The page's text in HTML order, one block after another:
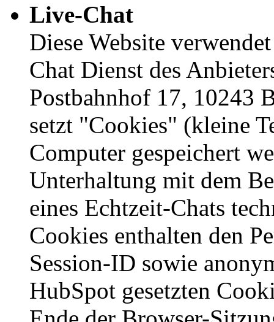
Live-Chat
Diese Website
Chat Dienst des
Postbahnhof 17, 10243
setzt "Cookies" (kleine
Computer gespeichert
Unterhaltung mit dem
eines Echtzeit-Chats
Cookies enthalten den
Session-ID sowie
HubSpot gesetzten